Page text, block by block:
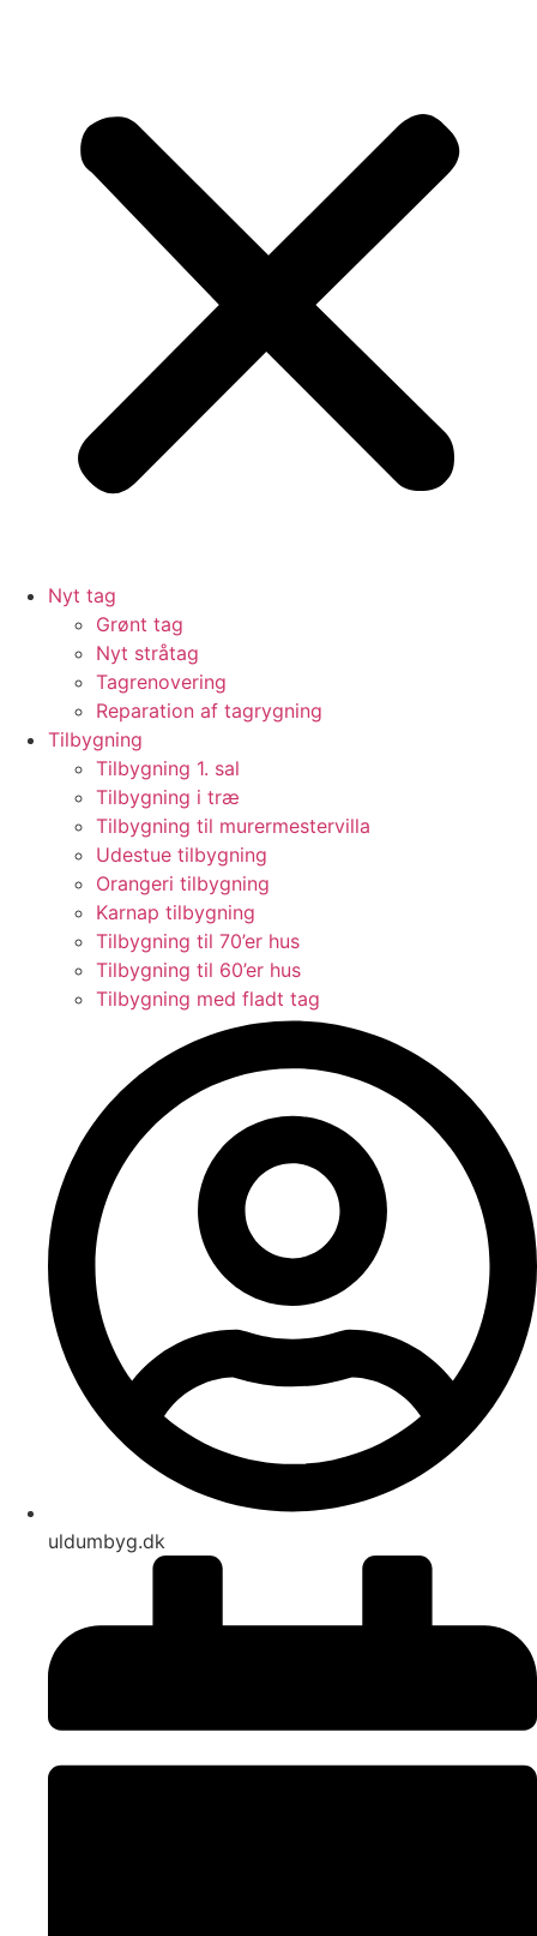
Nyt tag
Grønt tag
Nyt stråtag
Tagrenovering
Reparation af tagrygning
Tilbygning
Tilbygning 1. sal
Tilbygning i træ
Tilbygning til murermestervilla
Udestue tilbygning
Orangeri tilbygning
Karnap tilbygning
Tilbygning til 70’er hus
Tilbygning til 60’er hus
Tilbygning med fladt tag
uldumbyg.dk